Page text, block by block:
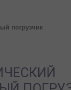
погрузчик